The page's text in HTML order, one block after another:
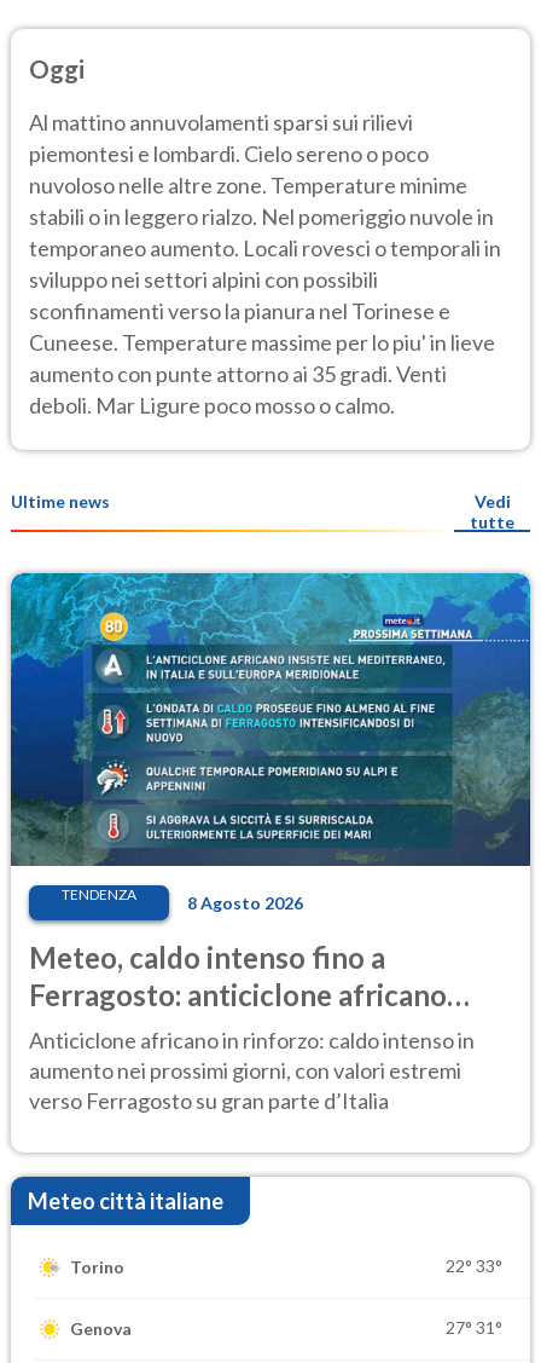
Oggi
Al mattino annuvolamenti sparsi sui rilievi
piemontesi e lombardi. Cielo sereno o poco
nuvoloso nelle altre zone. Temperature minime
stabili o in leggero rialzo. Nel pomeriggio nuvole in
temporaneo aumento. Locali rovesci o temporali in
sviluppo nei settori alpini con possibili
sconfinamenti verso la pianura nel Torinese e
Cuneese. Temperature massime per lo piu' in lieve
aumento con punte attorno ai 35 gradi. Venti
deboli. Mar Ligure poco mosso o calmo.
Ultime news
Vedi
tutte
TENDENZA 8 Agosto 2026
Meteo, caldo intenso fino a
Ferragosto: anticiclone africano
ancora protagonista
Anticiclone africano in rinforzo: caldo intenso in
aumento nei prossimi giorni, con valori estremi
verso Ferragosto su gran parte d’Italia
Meteo città italiane
Torino 22° 33°
Genova 27° 31°